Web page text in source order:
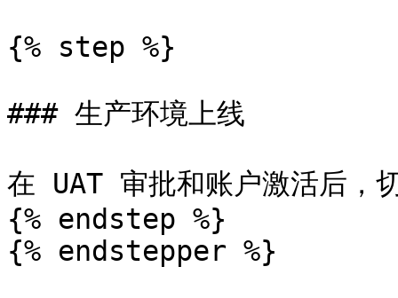
{% step %}
### 生产环境上线
在 UAT 审批和账户激活后，
{% endstep %}
{% endstepper %}